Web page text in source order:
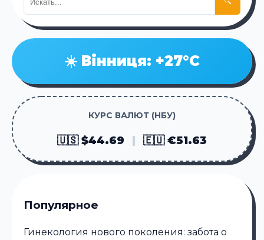
☀️ Вінниця: +27°C
КУРС ВАЛЮТ (НБУ)
🇺🇸 $44.69 🇪🇺 €51.63
Популярное
Гинекология нового поколения: забота о